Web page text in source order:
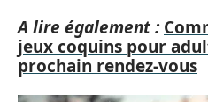
A lire également :
jeux coquins pour
prochain rendez-vous